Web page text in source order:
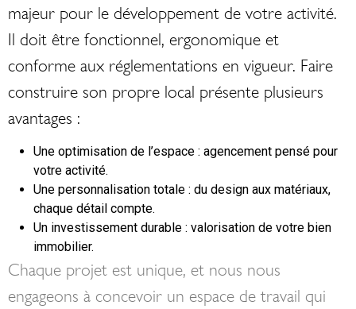
majeur pour le développement de votre activité.
Il doit être fonctionnel, ergonomique et
conforme aux réglementations en vigueur. Faire
construire son propre local présente plusieurs
avantages :
Une optimisation de l’espace : agencement pensé pour
votre activité.
Une personnalisation totale : du design aux matériaux,
chaque détail compte.
Un investissement durable : valorisation de votre bien
immobilier.
Chaque projet est unique, et nous nous
engageons à concevoir un espace de travail qui